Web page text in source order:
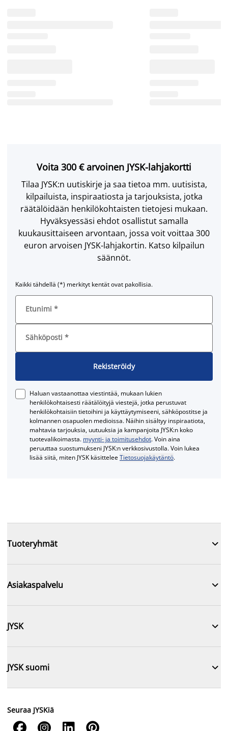
Voita 300 € arvoinen JYSK-lahjakortti
Tilaa JYSK:n uutiskirje ja saa tietoa mm. uutisista,
kilpailuista, inspiraatiosta ja tarjouksista, jotka
räätälöidään henkilökohtaisten tietojesi mukaan.
Hyväksyessäsi ehdot osallistut samalla
kuukausittaiseen arvontaan, jossa voit voittaa 300
euron arvoisen JYSK-lahjakortin. Katso kilpailun
säännöt.
Kaikki tähdellä (*) merkityt kentät ovat pakollisia.
Etunimi *
Sähköposti *
Rekisteröidy
Haluan vastaanottaa viestintää, mukaan lukien
henkilökohtaisesti räätälöityjä viestejä, jotka perustuvat
henkilökohtaisiin tietoihini ja käyttäytymiseeni, sähköpostitse ja
kolmannen osapuolen medioissa. Näihin sisältyy inspiraatiota,
mahtavia tarjouksia, uutuuksia ja kampanjoita JYSK:n koko
tuotevalikoimasta. myynti- ja toimitusehdot. Voin aina
peruuttaa suostumukseni JYSK:n verkkosivustolla. Voin lukea
lisää siitä, miten JYSK käsitteleeTietosuojakäytäntö.
Tuoteryhmät 
Asiakaspalvelu 
JYSK 
JYSK suomi 
Seuraa JYSKiä
   